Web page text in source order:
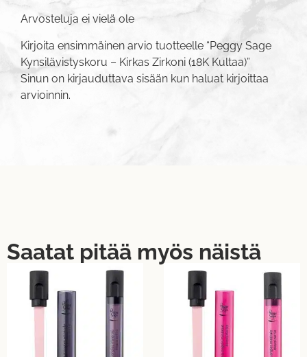
Arvosteluja ei vielä ole
Kirjoita ensimmäinen arvio tuotteelle “Peggy Sage
Kynsilävistyskoru – Kirkas Zirkoni (18K Kultaa)”
Sinun on kirjauduttava sisään kun haluat kirjoittaa
arvioinnin.
Saatat pitää myös näistä